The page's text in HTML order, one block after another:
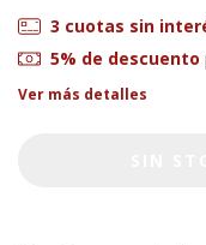
3 cuotas sin
5% de descuento
Ver más detalles